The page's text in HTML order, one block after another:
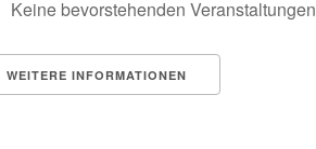
Keine bevorstehenden Veranstaltungen
WEITERE INFORMATIONEN